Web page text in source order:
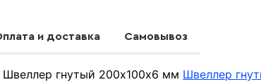
и доставка Самовывоз
гнутый 200х100х6 мм Швеллер